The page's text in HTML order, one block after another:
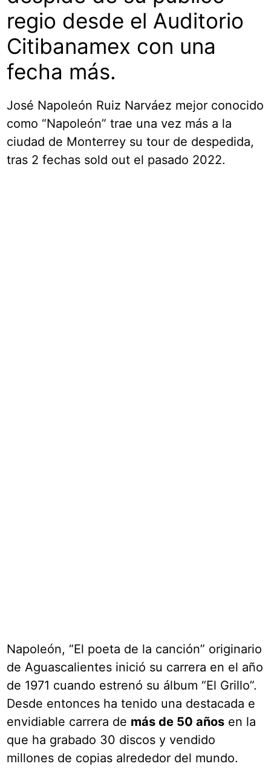
regio desde el Auditorio
Citibanamex con una
fecha más.
José Napoleón Ruiz Narváez mejor conocido
como “Napoleón” trae una vez más a la
ciudad de Monterrey su tour de despedida,
tras 2 fechas sold out el pasado 2022.
Napoleón, “El poeta de la canción” originario
de Aguascalientes inició su carrera en el año
de 1971 cuando estrenó su álbum “El Grillo”.
Desde entonces ha tenido una destacada e
envidiable carrera de más de 50 años en la
que ha grabado 30 discos y vendido
millones de copias alrededor del mundo.